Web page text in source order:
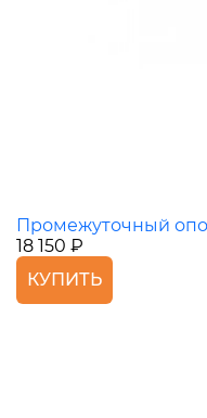
Промежуточный
18 150 ₽
КУПИТЬ